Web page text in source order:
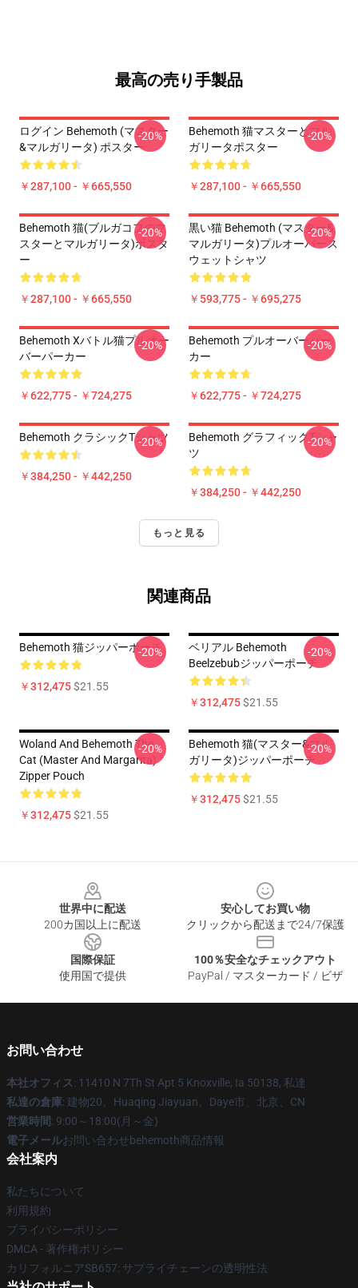
最高の売り手製品
ログイン Behemoth (マスター
&マルガリータ) ポスター
￥287,100 - ￥665,550
-20%
Behemoth 猫マスターとマル
ガリータポスター
￥287,100 - ￥665,550
-20%
Behemoth 猫(ブルガコフのマ
スターとマルガリータ)ポスタ
ー
￥287,100 - ￥665,550
-20%
黒い猫 Behemoth (マスター&
マルガリータ)プルオーバース
ウェットシャツ
￥593,775 - ￥695,275
-20%
Behemoth Xバトル猫プルオー
バーパーカー
￥622,775 - ￥724,275
-20%
Behemoth プルオーバーパー
カー
￥622,775 - ￥724,275
-20%
Behemoth クラシックTシャツ
￥384,250 - ￥442,250
-20%
Behemoth グラフィックTシャ
ツ
￥384,250 - ￥442,250
-20%
もっと見る
関連商品
Behemoth 猫ジッパーポーチ
￥312,475$21.55
-20%
ベリアル Behemoth
Beelzebubジッパーポーチ
￥312,475$21.55
-20%
Woland And Behemoth The
Cat (Master And Margarita)
Zipper Pouch
￥312,475$21.55
-20%
Behemoth 猫(マスター&マル
ガリータ)ジッパーポーチ
￥312,475$21.55
-20%
世界中に配送
200カ国以上に配送
安心してお買い物
クリックから配送まで24/7保護
国際保証
使用国で提供
100％安全なチェックアウト
PayPal / マスターカード / ビザ
お問い合わせ
本社オフィス: 11410 N 7Th St Apt 5 Knoxville, Ia 50138, 私達
私達の倉庫: 建物20、Huaqing Jiayuan、Daye市、北京、CN
営業時間: 9:00～18:00(月～金)
電子メールお問い合わせbehemoth商品情報
会社案内
私たちについて
利用規約
プライバシーポリシー
DMCA - 著作権ポリシー
カリフォルニアSB657: サプライチェーンの透明性法